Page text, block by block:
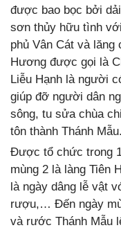
được bao bọc bởi
sơn thủy hữu tình
phủ Vân Cát và lăng
Hương được gọi là
Liễu Hạnh là người
giúp đỡ người dân
sông, tu sửa chùa
tôn thành Thánh Mẫu.
Được tổ chức trong
mùng 2 là làng Tiên
là ngày dâng lễ vật
rượu,… Đến ngày
và rước Thánh Mẫu